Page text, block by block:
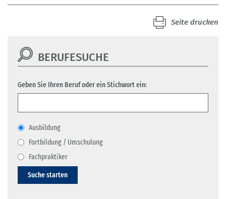
Seite drucken
BERUFESUCHE
Geben Sie Ihren Beruf oder ein Stichwort ein:
Ausbildung
Fortbildung / Umschulung
Fachpraktiker
Suche starten